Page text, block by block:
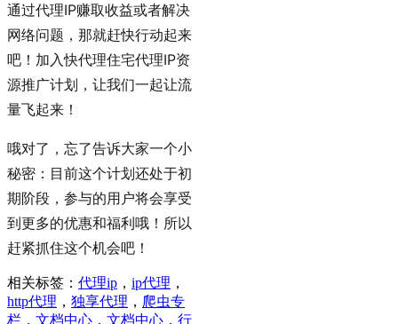
通过代理IP赚取收益或者解决
网络问题，那就赶快行动起来
吧！加入快代理住宅代理IP资
源推广计划，让我们一起让流
量飞起来！
哦对了，忘了告诉大家一个小
秘密：目前这个计划还处于初
期阶段，参与的用户将会享受
到更多的优惠和福利哦！所以
赶紧抓住这个机会吧！
相关标签： 代理ip ， ip代理 ，
http代理 ， 独享代理 ， 爬虫专
栏 ， 文档中心 ， 文档中心 ， 行